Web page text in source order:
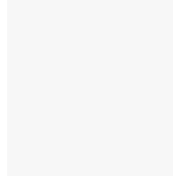
Eine Überprüfung der
auf Bundesebene
Beschaffungsnetzwerke
Deckmantel des legalen
und ausländische
Drehscheiben, um
Revolutionsgarden